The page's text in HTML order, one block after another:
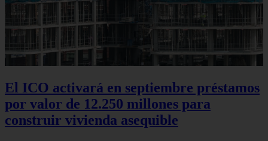
El ICO activará en septiembre préstamos
por valor de 12.250 millones para
construir vivienda asequible